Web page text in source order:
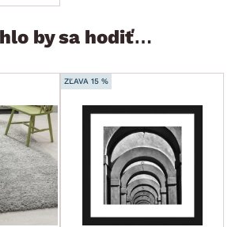
by sa hodiť…
ZĽAVA 15 %